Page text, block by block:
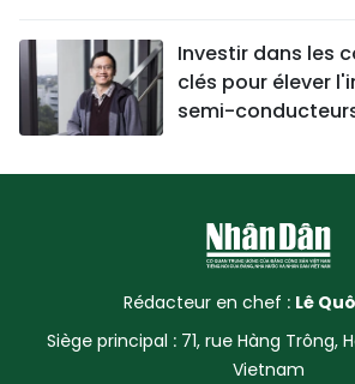
Investir dans les
clés pour élever
semi-
Rédacteur en chef : Lê
Siège principal : 71, rue Hàng Trông,
Vietnam